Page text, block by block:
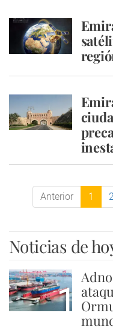
Anterior 1
Noticias de
1